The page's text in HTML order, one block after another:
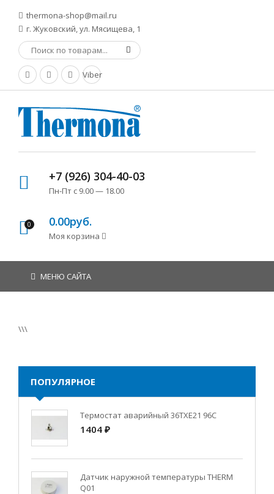
thermona-shop@mail.ru
г. Жуковский, ул. Мясищева, 1
Viber
+7 (926) 304-40-03
Пн-Пт с 9.00 — 18.00
0 0.00руб.
Моя корзина
МЕНЮ САЙТА
\\\
ПОПУЛЯРНОЕ
Термостат аварийный 36TXE21 96C
1404 ₽
Датчик наружной температуры THERM
Q01